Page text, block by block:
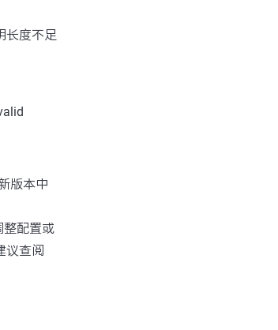
长度不足
版本中
整配置或
议查阅